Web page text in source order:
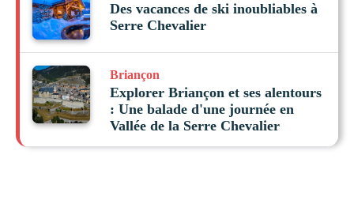
Des vacances de ski inoubliables à
Serre Chevalier
Briançon
Explorer Briançon et ses alentours
: Une balade d'une journée en
Vallée de la Serre Chevalier